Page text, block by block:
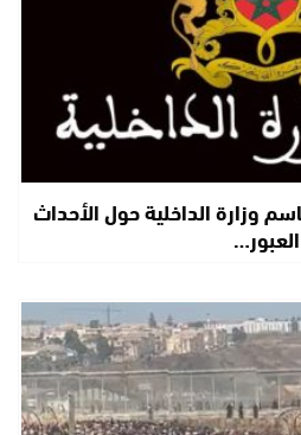
وزارة الداخلية حول الأحداث